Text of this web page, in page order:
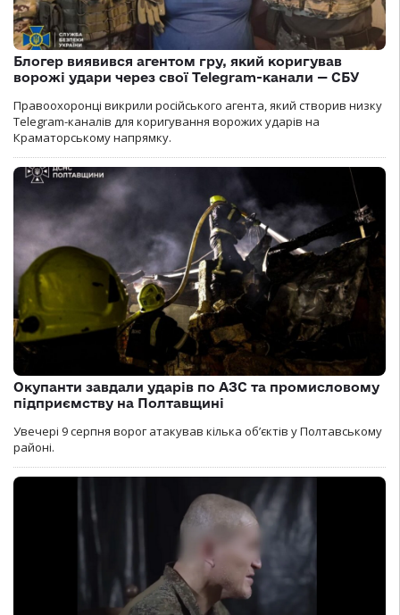
Блогер виявився агентом гру, який коригував
ворожі удари через свої Telegram-канали — СБУ
Правоохоронці викрили російського агента, який створив низку
Telegram-каналів для коригування ворожих ударів на
Краматорському напрямку.
Окупанти завдали ударів по АЗС та промисловому
підприємству на Полтавщині
Увечері 9 серпня ворог атакував кілька обʼєктів у Полтавському
районі.